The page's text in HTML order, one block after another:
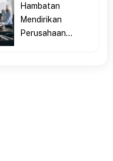
Hambatan
Mendirikan
Perusahaan...